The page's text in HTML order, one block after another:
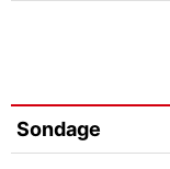
Sondage